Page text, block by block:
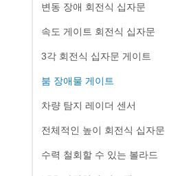
변동 장애 회전식 십자문
속도 게이트 회전식 십자문
3각 회전식 십자문 게이트
붐 장애물 게이트
차량 탐지 레이더 센서
전체적인 높이 회전식 십자문
수력 철회할 수 있는 볼라드